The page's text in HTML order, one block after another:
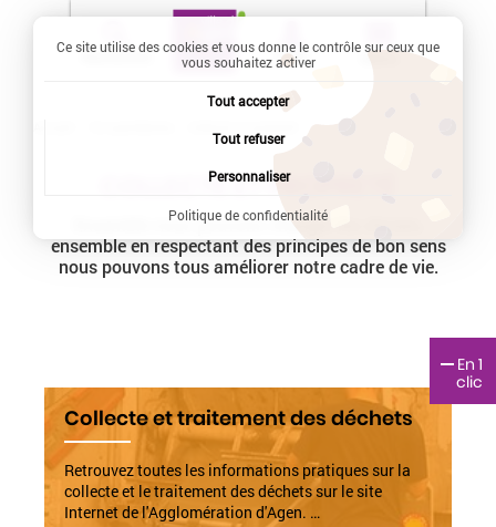
Recherche Profil Menu
En 1
clic
COLLECTE ET PROPRETÉ
Ensemble nous pouvons changer les choses,
ensemble en respectant des principes de bon sens
nous pouvons tous améliorer notre cadre de vie.
Collecte et traitement des déchets
Retrouvez toutes les informations pratiques sur la
collecte et le traitement des déchets sur le site
Internet de l'Agglomération d'Agen. …
Ce site utilise des cookies et vous donne le contrôle sur ceux que
vous souhaitez activer
Tout accepter
Tout refuser
Personnaliser
Politique de confidentialité